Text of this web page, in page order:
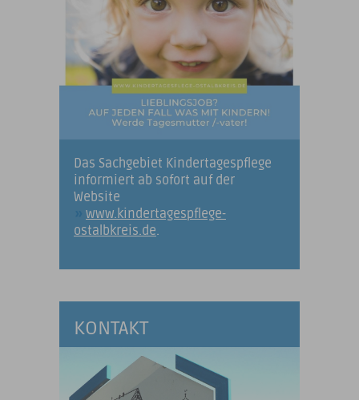
Das Sachgebiet Kindertagespflege
informiert ab sofort auf der
Website
www.kindertagespflege-
ostalbkreis.de.
KONTAKT